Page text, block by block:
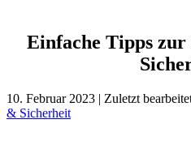
Einfache Tipps
10. Februar 2023 | Zuletzt
& Sicherheit